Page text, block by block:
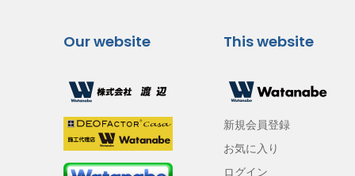
Our website This website
新規会員登録
お気に入り
ログイン